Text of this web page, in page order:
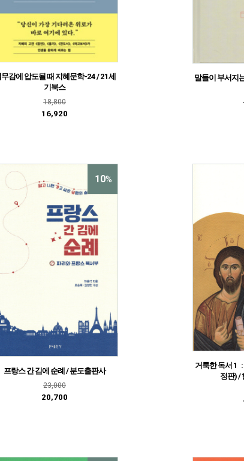
감에 압도될 때 지혜문학-24 / 21세
기북스
18,800
16,920
말들이 부서지
10%
프랑스 간 김에 순례 / 분도출판사
23,000
20,700
거룩한 독서 1 :
정판) /